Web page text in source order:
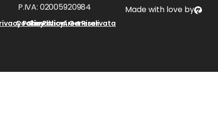
P.IVA: 02005920984
Policy
Cookie Policy
Condizioni Generali
Area Riservata
Made with love by